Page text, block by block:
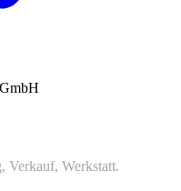
Verkauf, Werkstatt.